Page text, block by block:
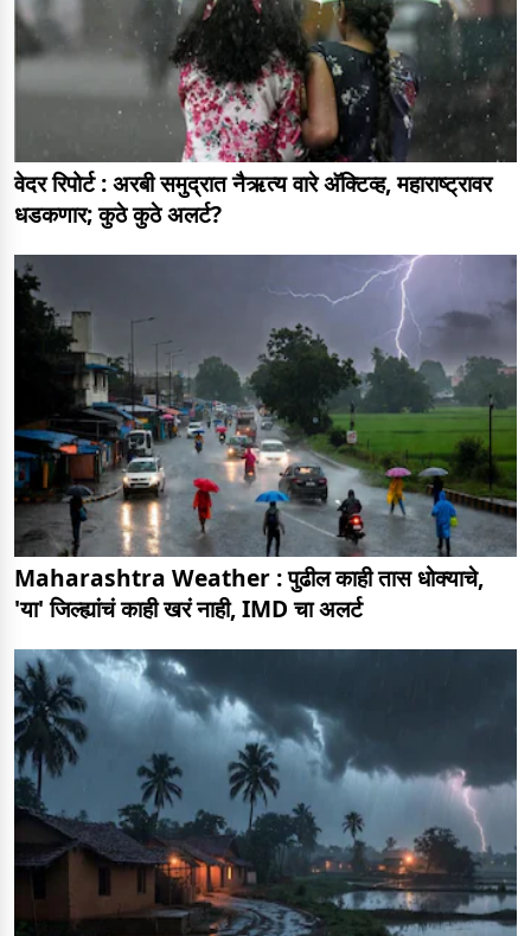
वेदर रिपोर्ट : अरबी समुद्रात नैऋत्य वारे अ‍ॅक्टिव्ह, महाराष्ट्रावर
धडकणार; कुठे कुठे अलर्ट?
Maharashtra Weather : पुढील काही तास धोक्याचे,
'या' जिल्ह्यांचं काही खरं नाही, IMD चा अलर्ट